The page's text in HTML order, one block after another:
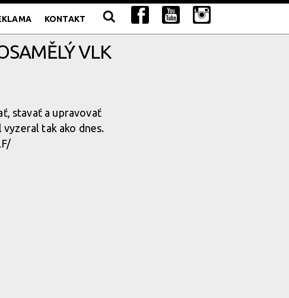
KONTAKT
VLK
stavať a upravovať
tak ako dnes.